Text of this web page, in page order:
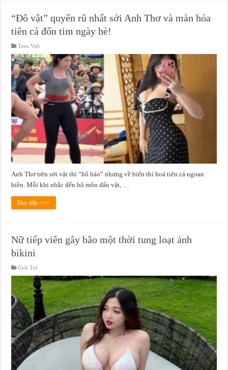
“Đô vật” quyến rũ nhất sới Anh Thơ và màn hóa
tiên cá đốn tim ngày hè!
Teen Việt
Anh Thơ trên sới vật thì “hổ báo” nhưng về biển thì hoá tiên cá ngoan
hiền. Mỗi khi nhắc đến bộ môn đấu vật, …
Đọc tiếp =>>
Nữ tiếp viên gây bão một thời tung loạt ảnh
bikini
Giới Trẻ